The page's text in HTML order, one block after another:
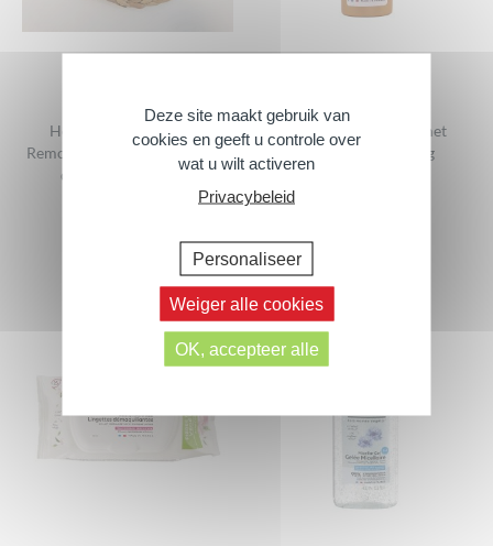
Herbruikbare Make-up
Remover Discs Set – Set van 5
discs met opbergtas
Hydraterende melk met
geleidelijke bruining
Deze site maakt gebruik van
cookies en geeft u controle over
wat u wilt activeren
Privacybeleid
Personaliseer
Weiger alle cookies
OK, accepteer alle